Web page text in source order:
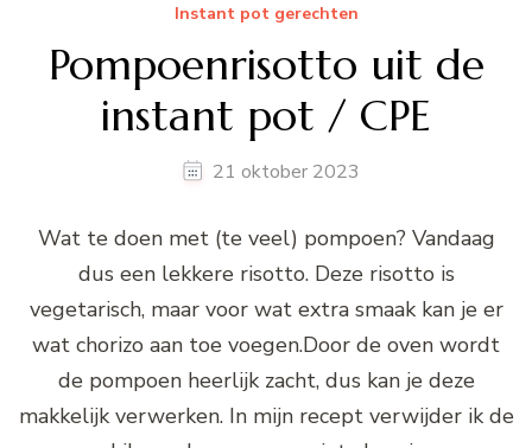
Instant pot gerechten
Pompoenrisotto uit de
instant pot / CPE
21 oktober 2023
Wat te doen met (te veel) pompoen? Vandaag
dus een lekkere risotto. Deze risotto is
vegetarisch, maar voor wat extra smaak kan je er
wat chorizo aan toe voegen.Door de oven wordt
de pompoen heerlijk zacht, dus kan je deze
makkelijk verwerken. In mijn recept verwijder ik de